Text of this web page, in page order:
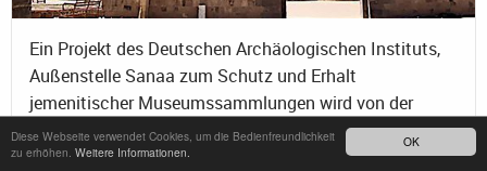
OK
Diese Webseite verwendet Cookies, um die Bedienfreundlichkeit
zu erhöhen. Weitere Informationen.
Ein Projekt des Deutschen Archäologischen Instituts,
Außenstelle Sanaa zum Schutz und Erhalt
jemenitischer Museumssammlungen wird von der
ALIPH Foundation mit 75.000,- USD unterstützt.